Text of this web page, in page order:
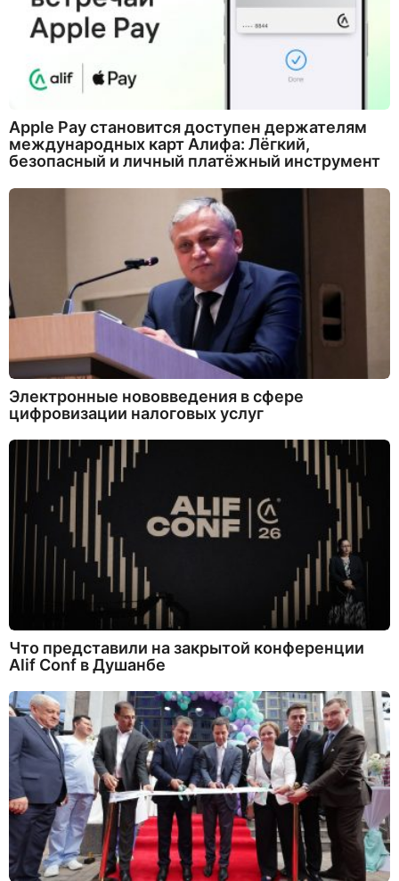
Apple Pay становится доступен держателям
международных карт Алифа: Лёгкий,
безопасный и личный платёжный инструмент
Электронные нововведения в сфере
цифровизации налоговых услуг
Что представили на закрытой конференции
Alif Conf в Душанбе